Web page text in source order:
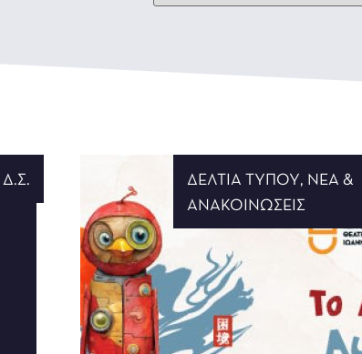
ΔΕΛΤΊΑ ΤΎΠΟΥ, ΝΈΑ &
ΑΝΑΚΟΙΝΏΣΕΙΣ